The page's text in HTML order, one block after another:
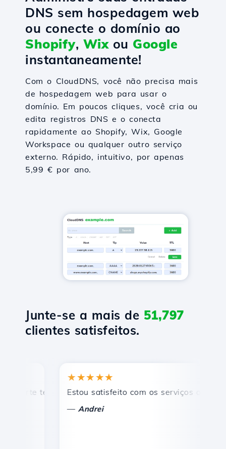
DNS sem hospedagem web
ou conecte o domínio ao
Shopify, Wixou Google
instantaneamente!
Com o CloudDNS, você não precisa mais
de hospedagem web para usar o
domínio. Em poucos cliques, você cria ou
edita registros DNS e o conecta
rapidamente ao Shopify, Wix, Google
Workspace ou qualquer outro serviço
externo. Rápido, intuitivo, por apenas
5,99 € por ano.
Junte-se a mais de 51,797
clientes satisfeitos.
técnico rápido e eficiente.
★★★★★
Estou satisfeito com os serviços oferecidos
Andrei